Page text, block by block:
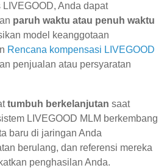
Anda dapat
paruh waktu atau penuh waktu
model keanggotaan
Rencana kompensasi LIVEGOOD
penjualan atau persyaratan
tumbuh berkelanjutan saat
LIVEGOOD MLM berkembang
baru di jaringan Anda
berulang, dan referensi mereka
penghasilan Anda.